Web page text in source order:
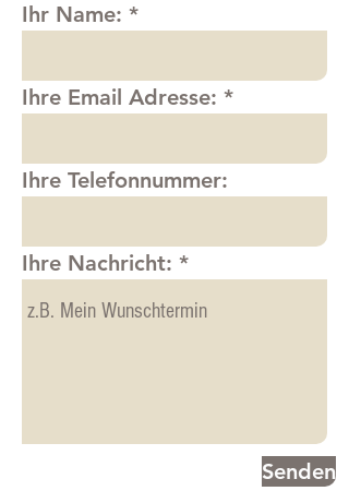
Ihr Name:
Ihre Email Adresse:
Ihre Telefonnummer:
Ihre Nachricht:
Senden